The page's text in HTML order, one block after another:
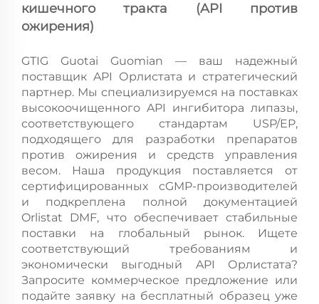
кишечного тракта (API против
ожирения)
GTIG Guotai Guomian — ваш надежный
поставщик API Орлистата и стратегический
партнер. Мы специализируемся на поставках
высокоочищенного API ингибитора липазы,
соответствующего стандартам USP/EP,
подходящего для разработки препаратов
против ожирения и средств управления
весом. Наша продукция поставляется от
сертифицированных cGMP-производителей
и подкреплена полной документацией
Orlistat DMF, что обеспечивает стабильные
поставки на глобальный рынок. Ищете
соответствующий требованиям и
экономически выгодный API Орлистата?
Запросите коммерческое предложение или
подайте заявку на бесплатный образец уже